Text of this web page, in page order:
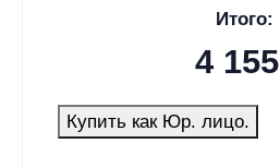
Итого:
4 155
Купить как Юр. лицо.